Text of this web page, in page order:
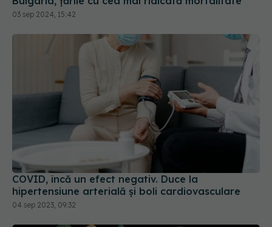
03 sep 2024, 15:42
COVID, încă un efect negativ. Duce la
hipertensiune arterială și boli cardiovasculare
04 sep 2023, 09:32